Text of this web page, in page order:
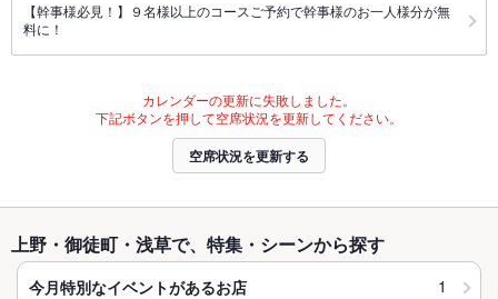
【幹事様必見！】９名様以上のコースご予約で幹事様のお一人様分が無
料に！
カレンダーの更新に失敗しました。
下記ボタンを押して空席状況を更新してください。
空席状況を更新する
上野・御徒町・浅草で、特集・シーンから探す
今月特別なイベントがあるお店 1